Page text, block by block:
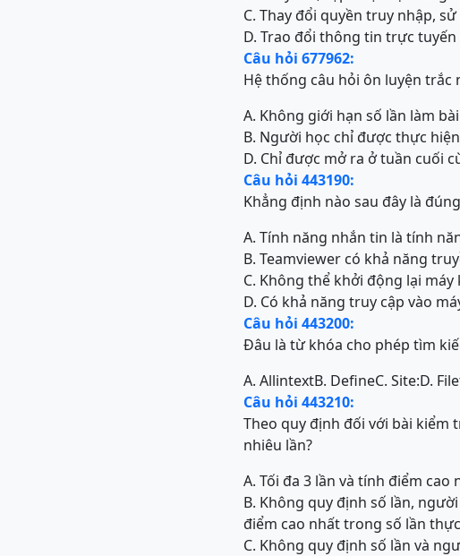
C. Thay đổi quyền truy nhập,
D. Trao đổi thông tin trực
Câu hỏi 677962:
Hệ thống câu hỏi ôn luyện
A. Không giới hạn số lần làm
B. Người học chỉ được thực
D. Chỉ được mở ra ở tuần cuối
Câu hỏi 443190:
Khẳng định nào sau đây là
A. Tính năng nhắn tin là tính
B. Teamviewer có khả năng
C. Không thể khởi động lại
D. Có khả năng truy cập vào
Câu hỏi 443200:
Đâu là từ khóa cho phép tìm
A. AllintextB. DefineC. Site:D.
Câu hỏi 443210:
Theo quy định đối với bài kiểm
nhiêu lần?
A. Tối đa 3 lần và tính điểm cao
B. Không quy định số lần,
điểm cao nhất trong số lần
C. Không quy định số lần và